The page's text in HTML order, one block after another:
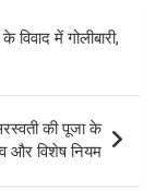
विवाद में गोलीबारी,
की पूजा के
और विशेष नियम